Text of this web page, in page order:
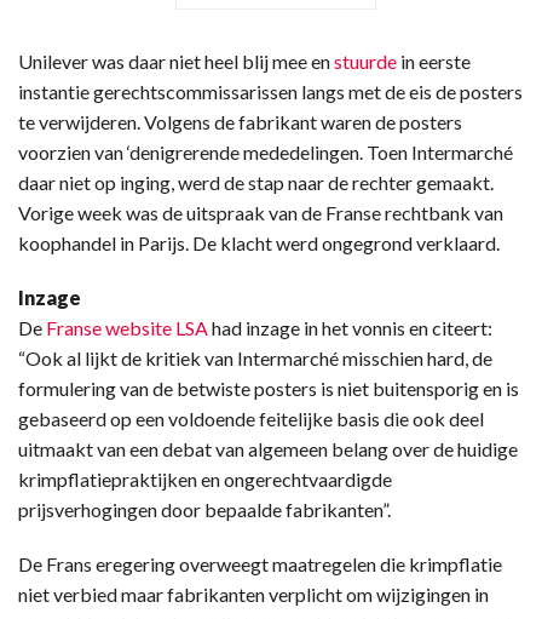
Unilever was daar niet heel blij mee enstuurde in eerste
instantie gerechtscommissarissen langs met de eis de posters
te verwijderen. Volgens de fabrikant waren de posters
voorzien van ‘denigrerende mededelingen. Toen Intermarché
daar niet op inging, werd de stap naar de rechter gemaakt.
Vorige week was de uitspraak van de Franse rechtbank van
koophandel in Parijs. De klacht werd ongegrond verklaard.
Inzage
De Franse website LSAhad inzage in het vonnis en citeert:
“Ook al lijkt de kritiek van Intermarché misschien hard, de
formulering van de betwiste posters is niet buitensporig en is
gebaseerd op een voldoende feitelijke basis die ook deel
uitmaakt van een debat van algemeen belang over de huidige
krimpflatiepraktijken en ongerechtvaardigde
prijsverhogingen door bepaalde fabrikanten”.
De Frans eregering overweegt maatregelen die krimpflatie
niet verbied maar fabrikanten verplicht om wijzigingen in